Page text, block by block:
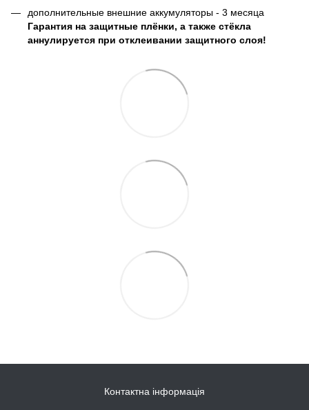
дополнительные внешние аккумуляторы - 3 месяца
Гарантия на защитные плёнки, а также стёкла
аннулируется при отклеивании защитного слоя!
Контактна інформація